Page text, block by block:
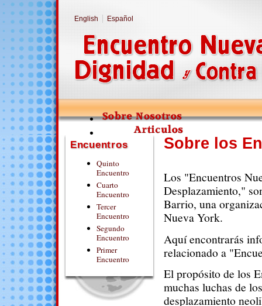
English Español
Encuentros
Quinto
Encuentro
Cuarto
Encuentro
Tercer
Encuentro
Segundo
Encuentro
Primer
Encuentro
Sobre los
Los "Encuentros
Desplazamiento,"
Barrio, una
Nueva York.
Aquí encontrarás
relacionado a
El propósito de los
muchas luchas de
desplazamiento